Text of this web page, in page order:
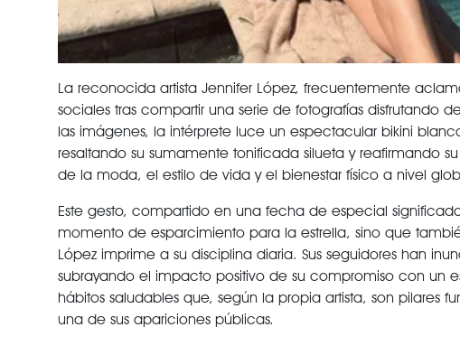
La reconocida artista Jennifer López, frecuentemente
sociales tras compartir una serie de fotografías disfrutando
las imágenes, la intérprete luce un espectacular bikini
resaltando su sumamente tonificada silueta y reafirmando
de la moda, el estilo de vida y el bienestar físico a nivel
Este gesto, compartido en una fecha de especial
momento de esparcimiento para la estrella, sino que
López imprime a su disciplina diaria. Sus seguidores han
subrayando el impacto positivo de su compromiso con un
hábitos saludables que, según la propia artista, son
una de sus apariciones públicas.